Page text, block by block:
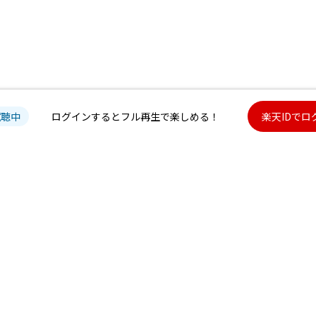
中 ログインするとフル再生で楽しめる！ 楽天IDでロ